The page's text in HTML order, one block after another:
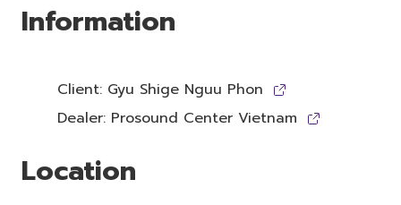
Information
Client: Gyu Shige Nguu Phon
Dealer: Prosound Center Vietnam
Location